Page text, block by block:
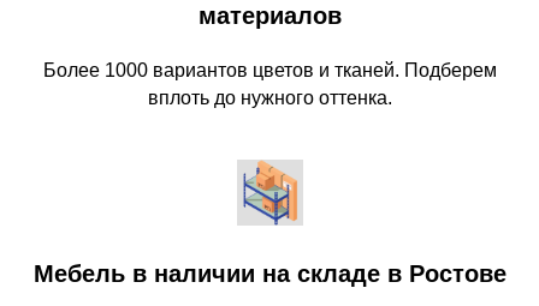
материалов
Более 1000 вариантов цветов и тканей. Подберем
вплоть до нужного оттенка.
Мебель в наличии на складе в Ростове